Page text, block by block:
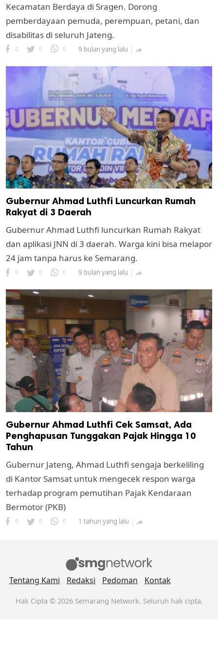
Kecamatan Berdaya di Sragen. Dorong
pemberdayaan pemuda, perempuan, petani, dan
disabilitas di seluruh Jateng.
0 0 0 9 bulan yang lalu 
Gubernur Ahmad Luthfi Luncurkan Rumah
Rakyat di 3 Daerah
Gubernur Ahmad Luthfi luncurkan Rumah Rakyat
dan aplikasi JNN di 3 daerah. Warga kini bisa melapor
24 jam tanpa harus ke Semarang.
0 0 0 9 bulan yang lalu 
Gubernur Ahmad Luthfi Cek Samsat, Ada
Penghapusan Tunggakan Pajak Hingga 10
Tahun
Gubernur Jateng, Ahmad Luthfi sengaja berkeliling
di Kantor Samsat untuk mengecek respon warga
terhadap program pemutihan Pajak Kendaraan
Bermotor (PKB)
0 0 0 1 tahun yang lalu 
Tentang Kami Redaksi Pedoman Kontak
Hak Cipta © 2026 Semarang Network. Seluruh hak cipta.